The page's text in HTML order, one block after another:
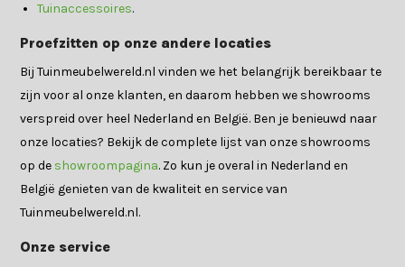
Tuinaccessoires.
Proefzitten op onze andere locaties
Bij Tuinmeubelwereld.nl vinden we het belangrijk bereikbaar te
zijn voor al onze klanten, en daarom hebben we showrooms
verspreid over heel Nederland en België. Ben je benieuwd naar
onze locaties? Bekijk de complete lijst van onze showrooms
op de showroompagina. Zo kun je overal in Nederland en
België genieten van de kwaliteit en service van
Tuinmeubelwereld.nl.
Onze service